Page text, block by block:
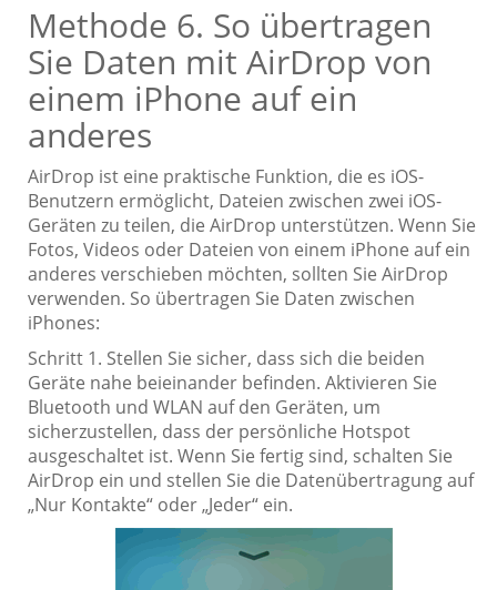
Methode 6. So übertragen
Sie Daten mit AirDrop von
einem iPhone auf ein
anderes
AirDrop ist eine praktische Funktion, die es iOS-
Benutzern ermöglicht, Dateien zwischen zwei iOS-
Geräten zu teilen, die AirDrop unterstützen. Wenn Sie
Fotos, Videos oder Dateien von einem iPhone auf ein
anderes verschieben möchten, sollten Sie AirDrop
verwenden. So übertragen Sie Daten zwischen
iPhones:
Schritt 1. Stellen Sie sicher, dass sich die beiden
Geräte nahe beieinander befinden. Aktivieren Sie
Bluetooth und WLAN auf den Geräten, um
sicherzustellen, dass der persönliche Hotspot
ausgeschaltet ist. Wenn Sie fertig sind, schalten Sie
AirDrop ein und stellen Sie die Datenübertragung auf
„Nur Kontakte“ oder „Jeder“ ein.